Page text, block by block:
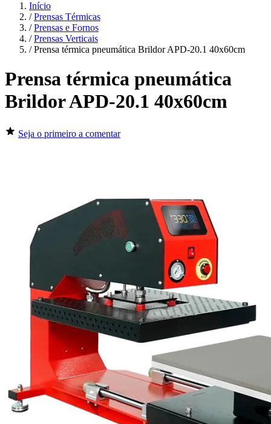
Início
/ Prensas Térmicas
/ Prensas e Fornos
/ Prensas Verticais
/ Prensa térmica pneumática Brildor APD-20.1 40x60cm
Prensa térmica pneumática
Brildor APD-20.1 40x60cm
Seja o primeiro a comentar